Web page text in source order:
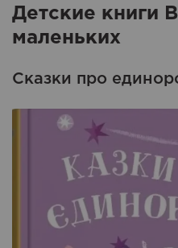
Детские книги
маленьких
Сказки про